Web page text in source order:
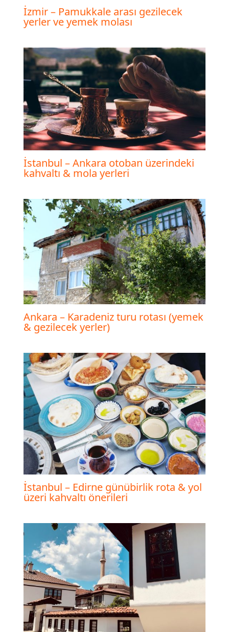
İzmir – Pamukkale arası gezilecek
yerler ve yemek molası
İstanbul – Ankara otoban üzerindeki
kahvaltı & mola yerleri
Ankara – Karadeniz turu rotası (yemek
& gezilecek yerler)
İstanbul – Edirne günübirlik rota & yol
üzeri kahvaltı önerileri